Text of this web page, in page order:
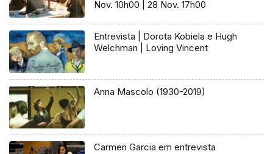
Nov. 10h00 | 28 Nov. 17h00
Entrevista | Dorota Kobiela e Hugh
Welchman | Loving Vincent
Anna Mascolo (1930-2019)
Carmen Garcia em entrevista